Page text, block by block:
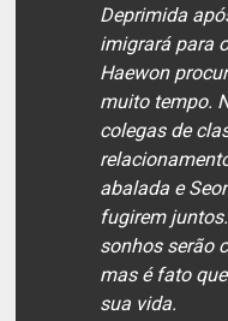
Deprimida
imigrará para
Haewon
muito tempo.
colegas de
abalada e
fugirem
sonhos serão
mas é fato
sua vida.